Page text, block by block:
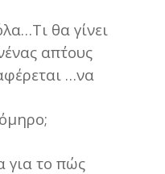
θα γίνει
απ΄τους
…να
το πώς